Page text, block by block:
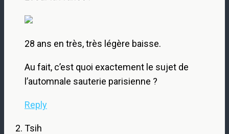
28 ans en très, très légère baisse.
Au fait, c’est quoi exactement le sujet de
l’automnale sauterie parisienne ?
Reply
Tsih